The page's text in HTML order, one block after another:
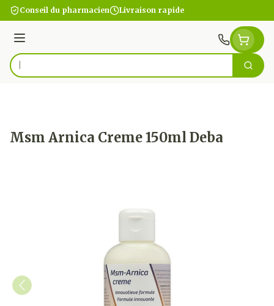
Aller au contenu
Conseil du pharmacien Livraison rapide
Menu
Rechercher
Msm Arnica Creme 150ml Deba